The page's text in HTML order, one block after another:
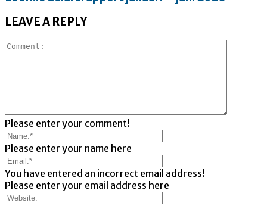
LEAVE A REPLY
Please enter your comment!
Please enter your name here
You have entered an incorrect email address!
Please enter your email address here